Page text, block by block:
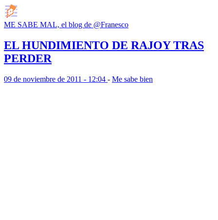
ME SABE MAL, el blog de @Franesco
EL HUNDIMIENTO DE RAJOY TRAS
PERDER
09 de noviembre de 2011 - 12:04 - Me sabe bien